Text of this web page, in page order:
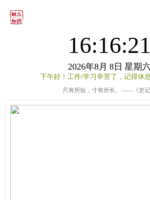
16:16:21
2026年8月 8日 星期
下午好！工作/学习辛苦了，记得休
尺有所短，寸有所长。——《史记